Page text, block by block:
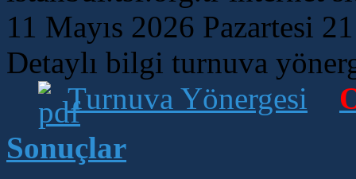
11 Mayıs 2026 Pazartesi
Detaylı bilgi turnuva
Turnuva Yönergesi
Sonuçlar